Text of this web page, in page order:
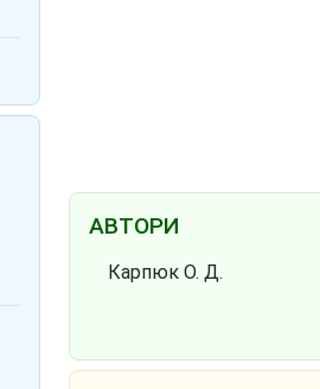
АВТОРИ
Карпюк О. Д.